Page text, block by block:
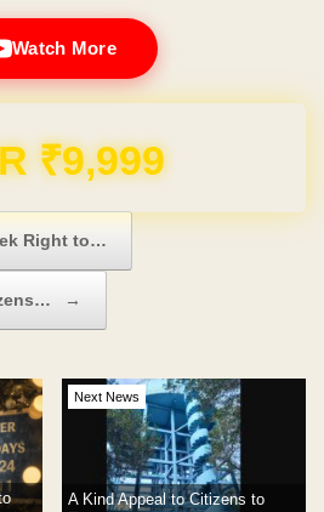
Watch More
FREE for 1 Year
Right to…
→
Next News
A Kind Appeal to Citizens to